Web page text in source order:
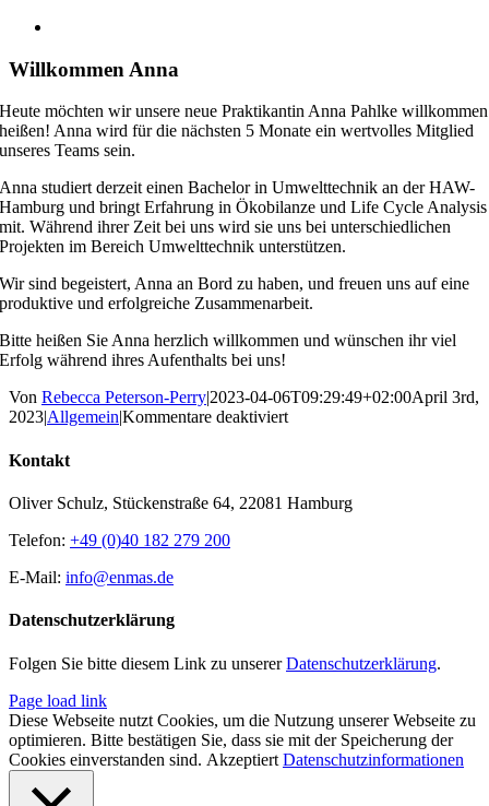
Bild
Willkommen Anna
Heute möchten wir unsere neue Praktikantin Anna Pahlke willkommen
heißen! Anna wird für die nächsten 5 Monate ein wertvolles Mitglied
unseres Teams sein.
Anna studiert derzeit einen Bachelor in Umwelttechnik an der HAW-
Hamburg und bringt Erfahrung in Ökobilanze und Life Cycle Analysis
mit. Während ihrer Zeit bei uns wird sie uns bei unterschiedlichen
Projekten im Bereich Umwelttechnik unterstützen.
Wir sind begeistert, Anna an Bord zu haben, und freuen uns auf eine
produktive und erfolgreiche Zusammenarbeit.
Bitte heißen Sie Anna herzlich willkommen und wünschen ihr viel
Erfolg während ihres Aufenthalts bei uns!
Von Rebecca Peterson-Perry|2023-04-06T09:29:49+02:00April 3rd,
2023|Allgemein|Kommentare deaktiviertfür
Kontakt
Oliver Schulz, Stückenstraße 64, 22081 Hamburg
Telefon: +49 (0)40 182 279 200
E-Mail: info@enmas.de
Datenschutzerklärung
Folgen Sie bitte diesem Link zu unsererDatenschutzerklärung.
Page load link
Diese Webseite nutzt Cookies, um die Nutzung unserer Webseite zu
optimieren. Bitte bestätigen Sie, dass sie mit der Speicherung der
Cookies einverstanden sind. Akzeptiert Datenschutzinformationen